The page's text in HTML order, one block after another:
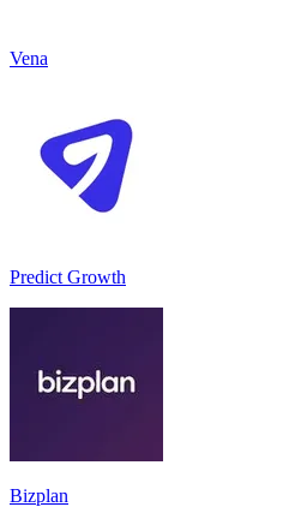
Vena
Predict Growth
Bizplan